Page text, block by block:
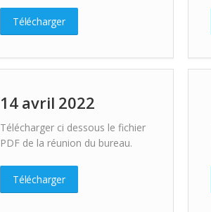
Télécharger
14 avril 2022
Télécharger ci dessous le fichier
PDF de la réunion du bureau.
Télécharger